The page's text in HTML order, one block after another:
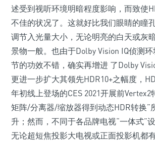
述受到视听环境明暗程度影响，而致使
不佳的状况了。这就好比我们眼睛的瞳
调节入光量大小，无论明亮的白天或灰
景物一般。也由于Dolby Vision IQ侦测
节的功效不错，确实再增进 了Dolby
更进一步扩大其领先HDR10+之幅度，
年初线上登场的CES 2021开展前Vertex2
矩阵/分离器/缩放器得到动态HDR转换”
升；然而，不同于各品牌电视“一体式”
无论超短焦投影大电视或正面投影机都